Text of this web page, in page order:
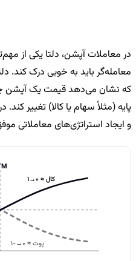
در معاملات آپشن، دلتا یکی از
معامله‌گر باید به خوبی درک کند.
که نشان می‌دهد قیمت یک آپشن
پایه (مثلاً سهام یا کالا) تغییر
و ایجاد استراتژی‌های معاملاتی
کال ≈ 0→1
پوت ≈ 0→−1